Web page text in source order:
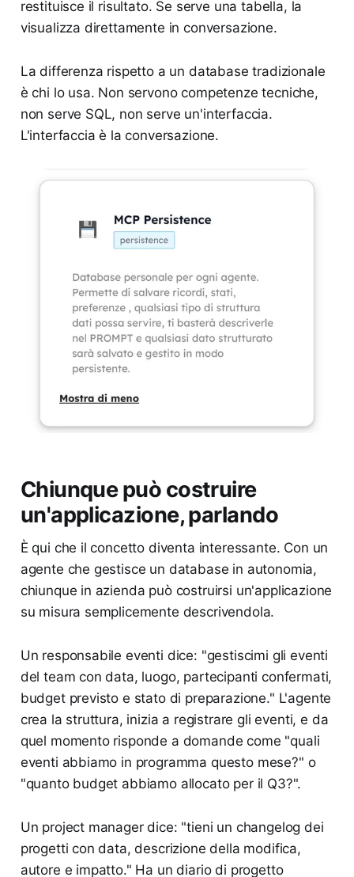
restituisce il risultato. Se serve una tabella, la
visualizza direttamente in conversazione.
La differenza rispetto a un database tradizionale
è chi lo usa. Non servono competenze tecniche,
non serve SQL, non serve un'interfaccia.
L'interfaccia è la conversazione.
Chiunque può costruire
un'applicazione, parlando
È qui che il concetto diventa interessante. Con un
agente che gestisce un database in autonomia,
chiunque in azienda può costruirsi un'applicazione
su misura semplicemente descrivendola.
Un responsabile eventi dice: "gestiscimi gli eventi
del team con data, luogo, partecipanti confermati,
budget previsto e stato di preparazione." L'agente
crea la struttura, inizia a registrare gli eventi, e da
quel momento risponde a domande come "quali
eventi abbiamo in programma questo mese?" o
"quanto budget abbiamo allocato per il Q3?".
Un project manager dice: "tieni un changelog dei
progetti con data, descrizione della modifica,
autore e impatto." Ha un diario di progetto